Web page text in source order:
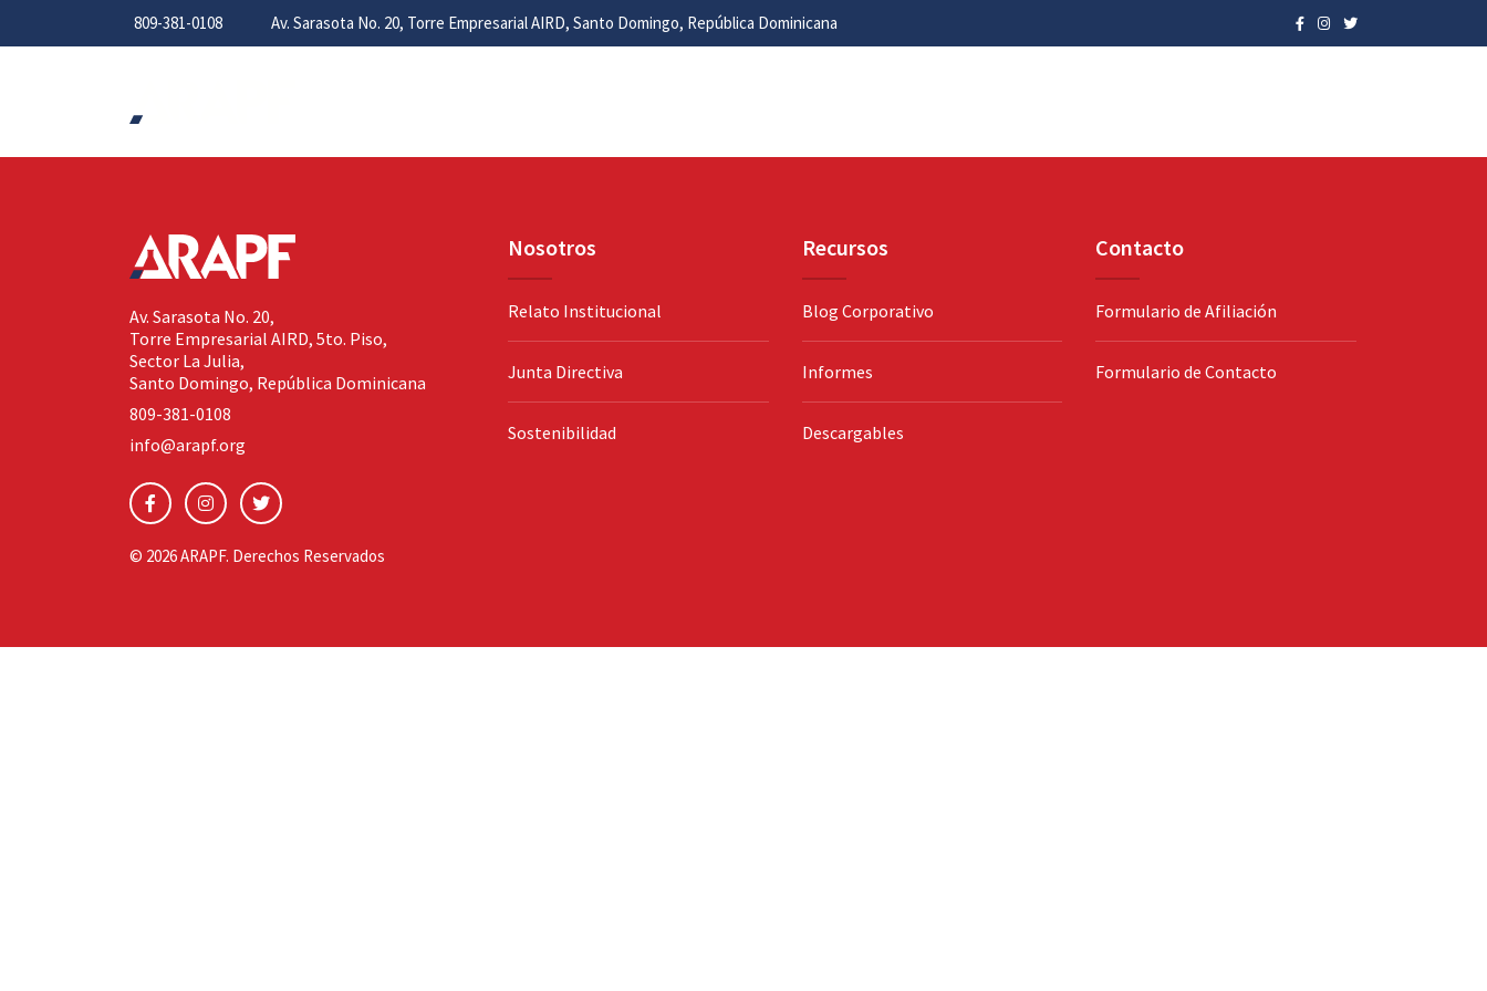
809-381-0108 Av. Sarasota No. 20, Torre Empresarial AIRD, Santo Domingo, República Dominicana
Av. Sarasota No. 20,
Torre Empresarial AIRD, 5to. Piso,
Sector La Julia,
Santo Domingo, República Dominicana
809-381-0108
info@arapf.org
Nosotros
Relato Institucional
Junta Directiva
Sostenibilidad
Recursos
Blog Corporativo
Informes
Descargables
Contacto
Formulario de Afiliación
Formulario de Contacto
© 2026 ARAPF. Derechos Reservados